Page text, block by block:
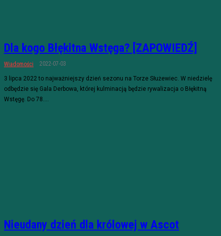
Dla kogo Błękitna Wstęga? [ZAPOWIEDŹ]
Wiadomości 2022-07-03
3 lipca 2022 to najważniejszy dzień sezonu na Torze Służewiec. W niedzielę
odbędzie się Gala Derbowa, której kulminacją będzie rywalizacja o Błękitną
Wstęgę. Do 78....
Nieudany dzień dla królowej w Ascot